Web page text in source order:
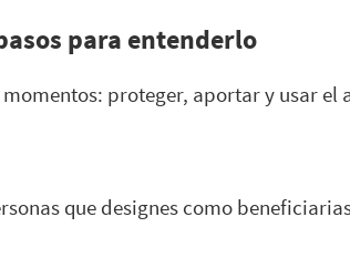
para entenderlo
proteger, aportar y usar
que designes como